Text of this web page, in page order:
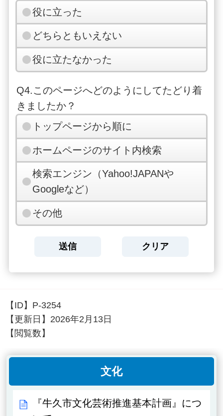
役に立った
どちらともいえない
役に立たなかった
Q4.このページへどのようにしてたどり着
きましたか？
トップページから順に
ホームページのサイト内検索
検索エンジン（Yahoo!JAPANや
Googleなど）
その他
【ID】 P-3254
【更新日】 2026年2月13日
【閲覧数】
文化
『牛久市文化芸術推進基本計画』につ